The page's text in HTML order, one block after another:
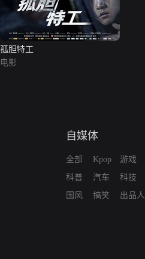
孤胆特工
电影
自媒体
全部
科普
国风
Kpop
汽车
搞笑
游戏
科技
出品人